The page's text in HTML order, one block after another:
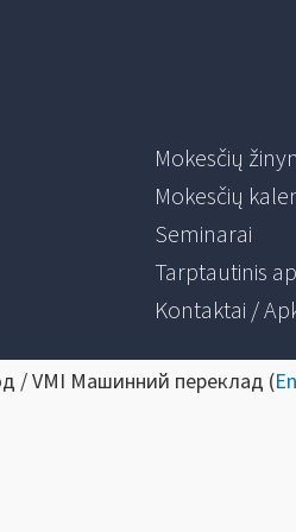
Mokesčių
Mokesčių
Seminarai
Tarptautinis
Kontaktai /
/ VMI Машинний переклад (